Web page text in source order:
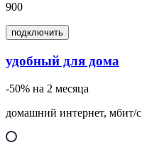
900
подключить
удобный для дома
-50% на 2 месяца
домашний интернет, мбит/с